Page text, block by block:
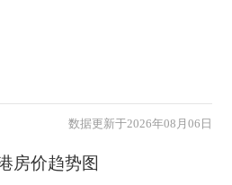
房价趋势图
数据更新于2026年08月06日